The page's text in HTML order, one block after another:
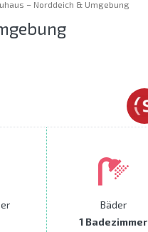
– Norddeich & Umgebung
Bäder
1 Badezimmer